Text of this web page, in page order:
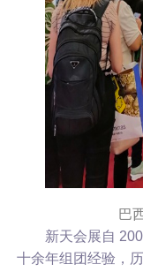
巴
新天会展自
十余年组团经验，